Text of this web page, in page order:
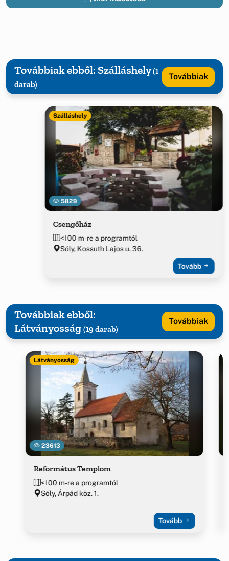
Továbbiak ebből: Szálláshely(1
darab)
Továbbiak
5829
Szálláshely
Csengőház
<100 m-re a programtól
Sóly, Kossuth Lajos u. 36.
Tovább
Továbbiak ebből:
Látványosság (19 darab)
Továbbiak
23613
Látványosság
Református Templom
<100 m-re a programtól
Sóly, Árpád köz. 1.
Tovább